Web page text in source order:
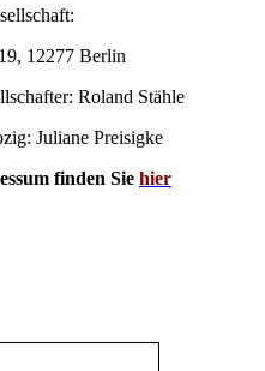
12277 Berlin
Roland Stähle
Juliane Preisigke
finden Sie hier